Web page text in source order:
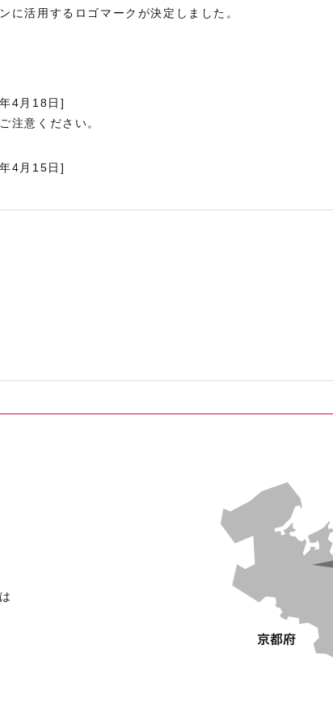
に活用するロゴマークが決定しました。
4月18日]
注意ください。
4月15日]